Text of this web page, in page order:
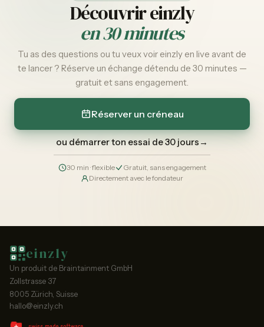
Découvrir einzly
en 30 minutes
Tu as des questions ou tu veux voir einzly en live avant de
te lancer ? Réserve un échange détendu de 30 minutes —
gratuit et sans engagement.
Réserver un créneau
ou démarrer ton essai de 30 jours →
30 min · flexible
Gratuit, sans engagement
Directement avec le fondateur
einzly
Un produit de Braintainment GmbH
Zollstrasse 37
8005 Zürich, Suisse
hallo@einzly.ch